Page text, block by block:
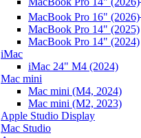
MacBook Pro 16" (2026)
MacBook Pro 14" (2025)
MacBook Pro 14" (2024)
iMac
iMac 24" M4 (2024)
Mac mini
Mac mini (M4, 2024)
Mac mini (M2, 2023)
Apple Studio Display
Mac Studio